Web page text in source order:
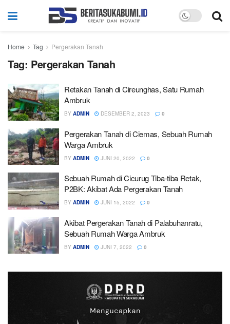
Home Tag Pergerakan Tanah
Tag: Pergerakan Tanah
Retakan Tanah di Cireunghas, Satu Rumah
Ambruk
BY ADMIN DESEMBER 2, 2023 0
Pergerakan Tanah di Ciemas, Sebuah Rumah
Warga Ambruk
BY ADMIN JUNI 20, 2022 0
Sebuah Rumah di Cicurug Tiba-tiba Retak,
P2BK: Akibat Ada Pergerakan Tanah
BY ADMIN JUNI 15, 2022 0
Akibat Pergerakan Tanah di Palabuhanratu,
Sebuah Rumah Warga Ambruk
BY ADMIN JUNI 7, 2022 0